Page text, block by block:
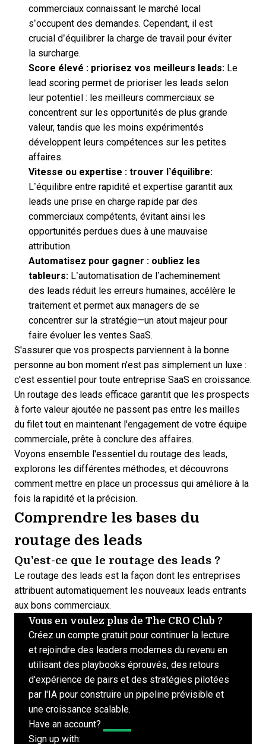
commerciaux connaissant le marché local
s’occupent des demandes. Cependant, il est
crucial d’équilibrer la charge de travail pour éviter
la surcharge.
Score élevé : priorisez vos meilleurs leads: Le
lead scoring permet de prioriser les leads selon
leur potentiel : les meilleurs commerciaux se
concentrent sur les opportunités de plus grande
valeur, tandis que les moins expérimentés
développent leurs compétences sur les petites
affaires.
Vitesse ou expertise : trouver l’équilibre:
L’équilibre entre rapidité et expertise garantit aux
leads une prise en charge rapide par des
commerciaux compétents, évitant ainsi les
opportunités perdues dues à une mauvaise
attribution.
Automatisez pour gagner : oubliez les
tableurs: L’automatisation de l’acheminement
des leads réduit les erreurs humaines, accélère le
traitement et permet aux managers de se
concentrer sur la stratégie—un atout majeur pour
faire évoluer les ventes SaaS.
S'assurer que vos prospects parviennent à la bonne
personne au bon moment n'est pas simplement un luxe :
c'est essentiel pour toute entreprise SaaS en croissance.
Un routage des leads efficace garantit que les prospects
à forte valeur ajoutée ne passent pas entre les mailles
du filet tout en maintenant l'engagement de votre équipe
commerciale, prête à conclure des affaires.
Voyons ensemble l'essentiel du routage des leads,
explorons les différentes méthodes, et découvrons
comment mettre en place un processus qui améliore à la
fois la rapidité et la précision.
Comprendre les bases du
routage des leads
Qu'est-ce que le routage des leads ?
Le routage des leads est la façon dont les entreprises
attribuent automatiquement les nouveaux leads entrants
aux bons commerciaux.
Vous en voulez plus de The CRO Club ?
Créez un compte gratuit pour continuer la lecture
et rejoindre des leaders modernes du revenu en
utilisant des playbooks éprouvés, des retours
d'expérience de pairs et des stratégies pilotées
par l'IA pour construire un pipeline prévisible et
une croissance scalable.
Have an account?
Sign up with: